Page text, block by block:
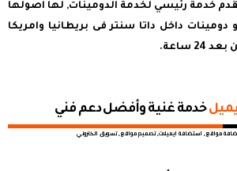
خدمة رئيسي لخدمة الدومينات, لها اصولها
داخل داتا سنتر فى بريطانيا وامريكا
ساعة.
خدمة غنية وأفضل دعم فني
مواقع, استضافة ايميلات, تصميم مواقع, تسويق الكتروني